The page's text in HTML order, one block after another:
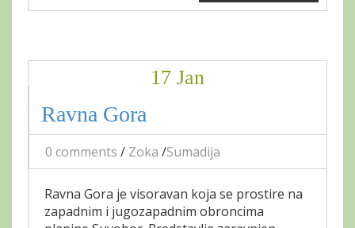
17 Jan
Ravna Gora
0 comments / Zoka /Sumadija
Ravna Gora je visoravan koja se prostire na
zapadnim i jugozapadnim obroncima